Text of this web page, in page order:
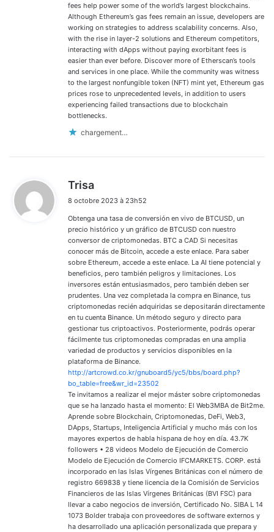
fees help power some of the world’s largest blockchains.
Although Ethereum’s gas fees remain an issue, developers are
working on strategies to address scalability concerns. Also,
with the rise in layer-2 solutions and Ethereum competitors,
interacting with dApps without paying exorbitant fees is
easier than ever before. Discover more of Etherscan’s tools
and services in one place. While the community was witness
to the largest nonfungible token (NFT) mint yet, Ethereum gas
prices rose to unprecedented levels, in addition to users
experiencing failed transactions due to blockchain
bottlenecks.
chargement…
Trisa
t
:
8 octobre 2023 à 23h52
Obtenga una tasa de conversión en vivo de BTCUSD, un
precio histórico y un gráfico de BTCUSD con nuestro
conversor de criptomonedas. BTC a CAD Si necesitas
conocer más de Bitcoin, accede a este enlace. Para saber
sobre Ethereum, accede a este enlace. La AI tiene potencial y
beneficios, pero también peligros y limitaciones. Los
inversores están entusiasmados, pero también deben ser
prudentes. Una vez completada la compra en Binance, tus
criptomonedas recién adquiridas se depositarán directamente
en tu cuenta Binance. Un método seguro y directo para
gestionar tus criptoactivos. Posteriormente, podrás operar
fácilmente tus criptomonedas compradas en una amplia
variedad de productos y servicios disponibles en la
plataforma de Binance.
http://artcrowd.co.kr/gnuboard5/yc5/bbs/board.php?
bo_table=free&wr_id=23502
Te invitamos a realizar el mejor máster sobre criptomonedas
que se ha lanzado hasta el momento: El Web3MBA de Bit2me.
Aprende sobre Blockchain, Criptomonedas, DeFi, Web3,
DApps, Startups, Inteligencia Artificial y mucho más con los
mayores expertos de habla hispana de hoy en día. 43.7K
followers • 28 videos Modelo de Ejecución de Comercio
Modelo de Ejecución de Comercio IFCMARKETS. CORP. está
incorporado en las Islas Vírgenes Británicas con el número de
registro 669838 y tiene licencia de la Comisión de Servicios
Financieros de las Islas Vírgenes Británicas (BVI FSC) para
llevar a cabo negocios de inversión, Certificado No. SIBA L 14
1073 Bolder trabaja con proveedores de software externos y
ha desarrollado una aplicación personalizada que prepara y